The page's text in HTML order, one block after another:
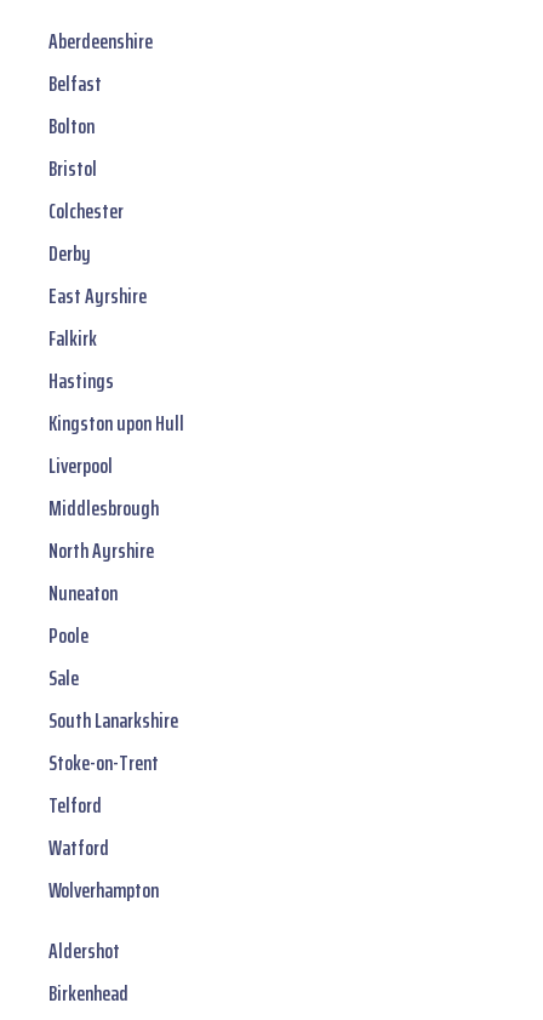
Aberdeenshire
Belfast
Bolton
Bristol
Colchester
Derby
East Ayrshire
Falkirk
Hastings
Kingston upon Hull
Liverpool
Middlesbrough
North Ayrshire
Nuneaton
Poole
Sale
South Lanarkshire
Stoke-on-Trent
Telford
Watford
Wolverhampton
Aldershot
Birkenhead